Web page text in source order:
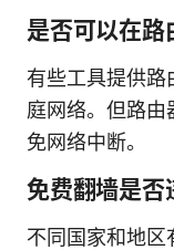
是否可以在路
有些工具提供路
庭网络。但路
免网络中断。
免费翻墙是否
不同国家和地区